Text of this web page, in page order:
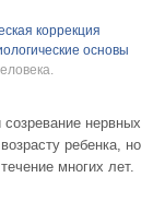
коррекция
основы
нервных
ребенка, но
многих лет.